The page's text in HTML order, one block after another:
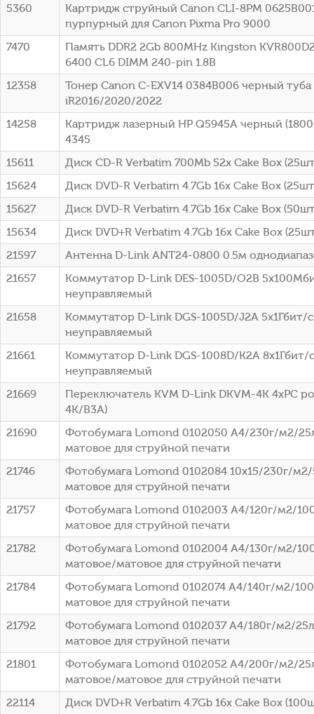
5360
Картридж струйный Canon CLI-8PM
пурпурный для Canon Pixma Pro 9000
7470
Память DDR2 2Gb 800MHz Kingston
6400 CL6 DIMM 240-pin 1.8В
12358
Тонер Canon C-EXV14 0384B006 черный
iR2016/2020/2022
14258
Картридж лазерный HP Q5945A черный
4345
15611
Диск CD-R Verbatim 700Mb 52x Cake Box
15624
Диск DVD-R Verbatim 4.7Gb 16x Cake Box
15627
Диск DVD-R Verbatim 4.7Gb 16x Cake Box
15634
Диск DVD+R Verbatim 4.7Gb 16x Cake Box
21597
Антенна D-Link ANT24-0800 0.5м
21657
Коммутатор D-Link DES-1005D/O2B
неуправляемый
21658
Коммутатор D-Link DGS-1005D/J2A 5x1Гбит/с
неуправляемый
21661
Коммутатор D-Link DGS-1008D/K2A 8x1Гбит/с
неуправляемый
21669
Переключатель KVM D-Link DKVM-4K 4xPC
4K/B3A)
21690
Фотобумага Lomond 0102050 A4/230г/м2/
матовое для струйной печати
21746
Фотобумага Lomond 0102084 10x15/230г/
матовое для струйной печати
21757
Фотобумага Lomond 0102003 A4/120г/м2/
матовое для струйной печати
21782
Фотобумага Lomond 0102004 A4/130г/м2/
матовое/матовое для струйной печати
21784
Фотобумага Lomond 0102074 A4/140г/м2/
матовое для струйной печати
21792
Фотобумага Lomond 0102037 A4/180г/м2/
матовое для струйной печати
21801
Фотобумага Lomond 0102052 A4/200г/м2/
матовое/матовое для струйной печати
22114
Диск DVD+R Verbatim 4.7Gb 16x Cake Box